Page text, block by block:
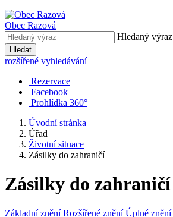
Obec Razová
Hledaný výraz
Hledat
rozšířené vyhledávání
Rezervace
Facebook
Prohlídka 360°
Úvodní stránka
Úřad
Životní situace
Zásilky do zahraničí
Zásilky do zahraničí
Základní znění Rozšířené znění Úplné znění